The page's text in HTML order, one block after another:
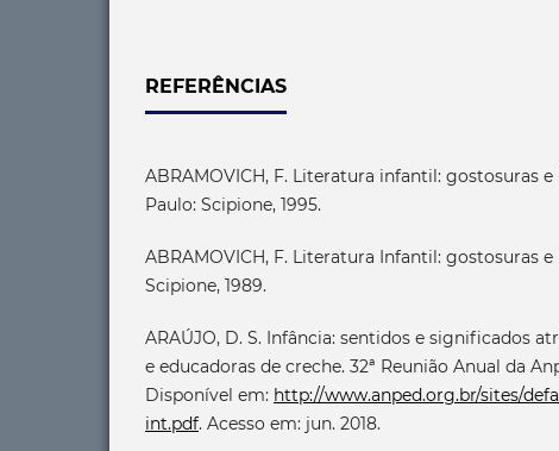
REFERÊNCIAS
ABRAMOVICH, F. Literatura infantil: gostosuras e
Paulo: Scipione, 1995.
ABRAMOVICH, F. Literatura Infantil: gostosuras e
Scipione, 1989.
ARAÚJO, D. S. Infância: sentidos e significados
e educadoras de creche. 32ª Reunião Anual da
Disponível em: http://www.anped.org.br/sites/
int.pdf. Acesso em: jun. 2018.